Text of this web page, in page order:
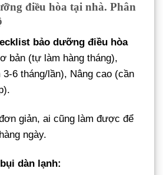
điều hòa tại nhà. Phân
bảo dưỡng điều hòa
bản (tự làm hàng tháng),
6 tháng/lần), Nâng cao (cần
giản, ai cũng làm được để
ngày.
dàn lạnh: